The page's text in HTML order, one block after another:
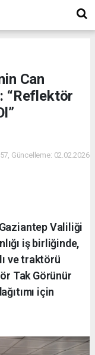
Can
“Reflektör
Güncelleme: 02.02.2026
Valiliği
iş birliğinde,
ve traktörü
Tak Görünür
için